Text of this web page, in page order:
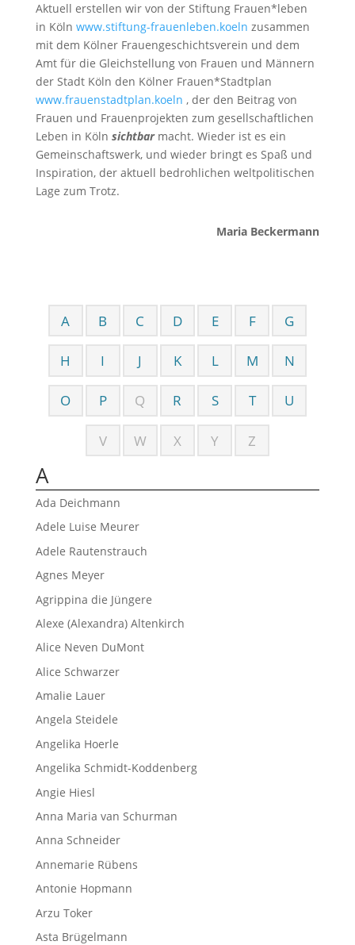
Aktuell erstellen wir von der Stiftung Frauen*leben
in Köln www.stiftung-frauenleben.koeln zusammen
mit dem Kölner Frauengeschichtsverein und dem
Amt für die Gleichstellung von Frauen und Männern
der Stadt Köln den Kölner Frauen*Stadtplan
www.frauenstadtplan.koeln , der den Beitrag von
Frauen und Frauenprojekten zum gesellschaftlichen
Leben in Köln sichtbar macht. Wieder ist es ein
Gemeinschaftswerk, und wieder bringt es Spaß und
Inspiration, der aktuell bedrohlichen weltpolitischen
Lage zum Trotz.
Maria Beckermann
A B C D E F G
H I J K L M N
O P Q R S T U
V W X Y Z
A
Ada Deichmann
Adele Luise Meurer
Adele Rautenstrauch
Agnes Meyer
Agrippina die Jüngere
Alexe (Alexandra) Altenkirch
Alice Neven DuMont
Alice Schwarzer
Amalie Lauer
Angela Steidele
Angelika Hoerle
Angelika Schmidt-Koddenberg
Angie Hiesl
Anna Maria van Schurman
Anna Schneider
Annemarie Rübens
Antonie Hopmann
Arzu Toker
Asta Brügelmann